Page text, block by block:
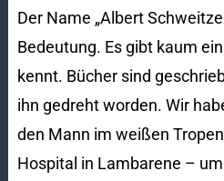
Der Name „Albert
Bedeutung. Es gibt kaum
kennt. Bücher sind
ihn gedreht worden. Wir
den Mann im weißen
Hospital in Lambarene –